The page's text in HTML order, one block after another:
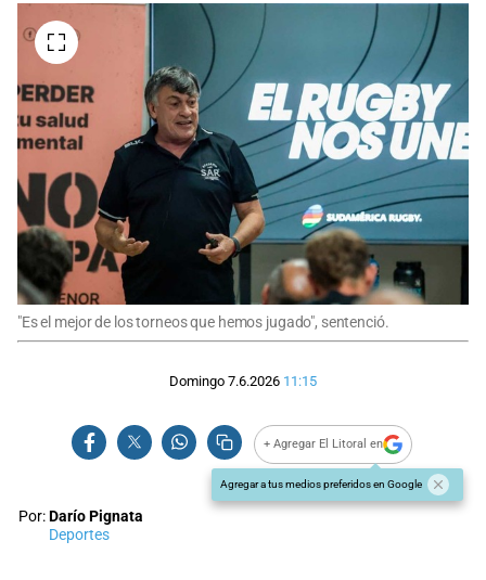
"Es el mejor de los torneos que hemos jugado", sentenció.
Domingo 7.6.2026 11:15
+ Agregar El Litoral en
Agregar a tus medios preferidos en Google
Por:Darío Pignata
Deportes